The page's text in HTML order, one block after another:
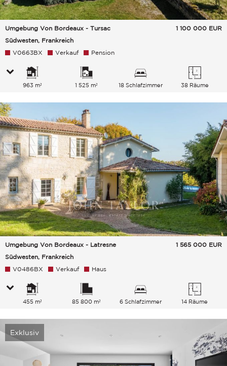
Umgebung Von Bordeaux - Tursac
Südwesten, Frankreich
1 100 000 EUR
V0663BX Verkauf Pension
963 m² 1 525 m² 18 Schlafzimmer 38 Räume
Umgebung Von Bordeaux - Latresne
Südwesten, Frankreich
1 565 000 EUR
V0486BX Verkauf Haus
455 m² 85 800 m² 6 Schlafzimmer 14 Räume
Exklusiv